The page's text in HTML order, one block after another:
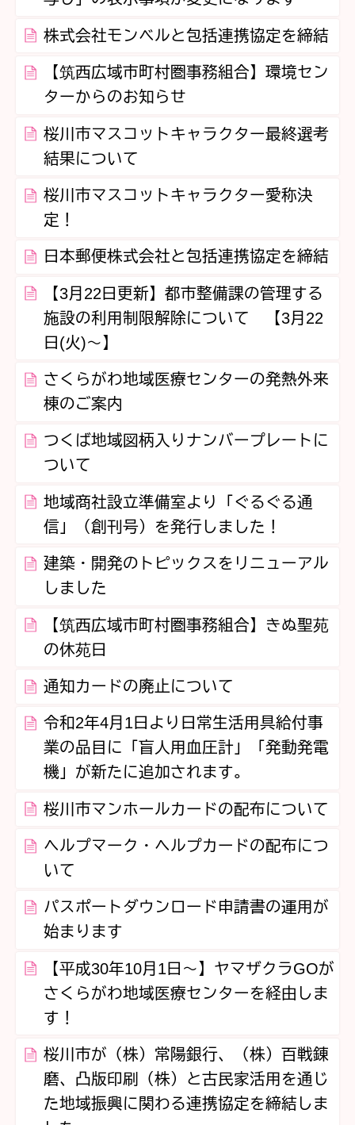
株式会社モンベルと包括連携協定を締結
【筑西広域市町村圏事務組合】環境セン
ターからのお知らせ
桜川市マスコットキャラクター最終選考
結果について
桜川市マスコットキャラクター愛称決
定！
日本郵便株式会社と包括連携協定を締結
【3月22日更新】都市整備課の管理する
施設の利用制限解除について 【3月22
日(火)～】
さくらがわ地域医療センターの発熱外来
棟のご案内
つくば地域図柄入りナンバープレートに
ついて
地域商社設立準備室より「ぐるぐる通
信」（創刊号）を発行しました！
建築・開発のトピックスをリニューアル
しました
【筑西広域市町村圏事務組合】きぬ聖苑
の休苑日
通知カードの廃止について
令和2年4月1日より日常生活用具給付事
業の品目に「盲人用血圧計」「発動発電
機」が新たに追加されます。
桜川市マンホールカードの配布について
ヘルプマーク・ヘルプカードの配布につ
いて
パスポートダウンロード申請書の運用が
始まります
【平成30年10月1日～】ヤマザクラGOが
さくらがわ地域医療センターを経由しま
す！
桜川市が（株）常陽銀行、（株）百戦錬
磨、凸版印刷（株）と古民家活用を通じ
た地域振興に関わる連携協定を締結しま